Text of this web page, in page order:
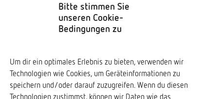
Bitte stimmen Sie
unseren Cookie-
Bedingungen zu
Um dir ein optimales Erlebnis zu bieten, verwenden wir
Technologien wie Cookies, um Geräteinformationen zu
speichern und/oder darauf zuzugreifen. Wenn du diesen
Technologien zustimmst, können wir Daten wie das
Impressum
Datenschutz
Downloads ↓